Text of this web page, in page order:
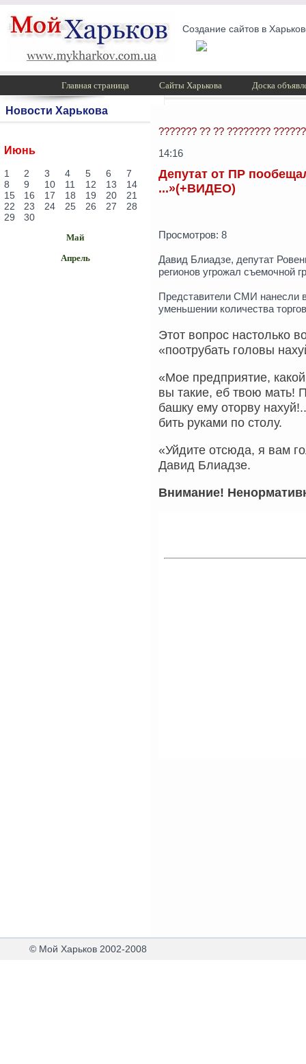
Создание сайтов в
Главная страница Сайты Харькова Доска
Новости Харькова
Июнь
1 2 3 4 5 6
7
8
9 10 11 12 13
14
15
16 17 18 19 20
21
22
23 24 25 26 27
28
29
30
Май
Апрель
??????? ?? ?? ????????
14:16
Депутат от ПР
...»(+ВИДЕО)
Просмотров: 8
Давид Блиадзе, депутат
регионов угрожал съемочной
Представители СМИ нанесли
уменьшении количества
Этот вопрос настолько
«поотрубать головы
«Мое предприятие,
вы такие, еб твою мать!
башку ему оторву
бить руками по столу.
«Уйдите отсюда, я вам
Давид Блиадзе.
Внимание!
© Мой Харьков 2002-2008